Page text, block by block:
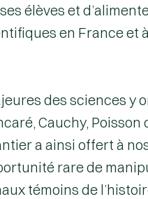
élèves et
en France et à
des sciences y
, Cauchy, Poisson
a ainsi offert à
rare de
témoins de